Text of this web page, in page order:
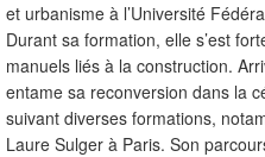
et urbanisme à l’Université
Durant sa formation, elle s’est
manuels liés à la construction.
entame sa reconversion dans la
suivant diverses formations,
Laure Sulger à Paris. Son